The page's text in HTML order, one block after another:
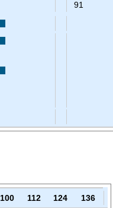
91
100 112 124
136